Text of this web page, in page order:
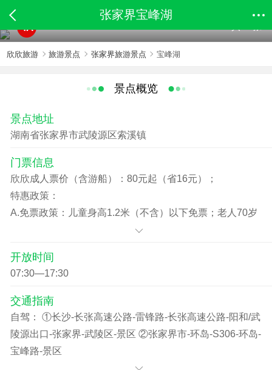
张家界宝峰湖
4A
欣欣旅游 旅游景点 张家界旅游景点 宝峰湖
景点概览
景点地址
湖南省张家界市武陵源区索溪镇
门票信息
欣欣成人票价（含游船）：80元起（省16元）；
特惠政策：
A.免票政策：儿童身高1.2米（不含）以下免票；老人70岁
（含）以上持老年证或身份证、残疾人持残疾证免票。
含）凭学生证、现役军人持军官证、张家界本地市民持身
买）
开放时间
07:30—17:30
交通指南
自驾： ①长沙-长张高速公路-雷锋路-长张高速公路-阳和/武
陵源出口-张家界-武陵区-景区 ②张家界市-环岛-S306-环岛-
宝峰路-景区